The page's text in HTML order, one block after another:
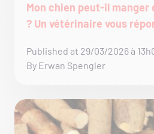
Mon chien peut-il manger
? Un vétérinaire vous
Published at 29/03/2026 à
By Erwan Spengler